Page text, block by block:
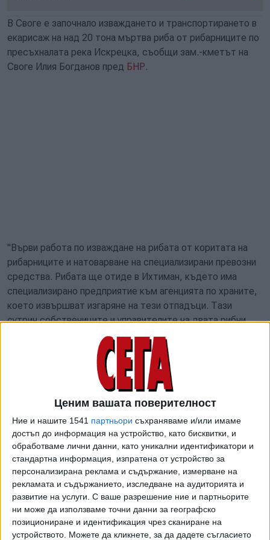
Ценим вашата поверителност
Ние и нашите 1541 партньори съхраняваме и/или имаме
достъп до информация на устройство, като бисквитки, и
обработваме лични данни, като уникални идентификатори и
стандартна информация, изпратена от устройство за
персонализирана реклама и съдържание, измерване на
рекламата и съдържанието, изследване на аудиторията и
развитие на услуги. С ваше разрешение ние и партньорите
ни може да използваме точни данни за географско
позициониране и идентификация чрез сканиране на
устройството. Можете да кликнете, за да дадете съгласието
В Своге е започнало изваждането и транспортирането в
екарисаж на над 20 тона мъртва риба от рибарниците по
пресъхналата река Искрецка, съобщи зам.-кметът на
Своге Илия Богданов пред БНР.
"Върви работа по изваждане на рибата от коритата на
рибарниците и натоварване на специализирани превозни
средства. Рибата ще отиде в Ихтиман, където има
специализирано предприятие към агенцията по храните,
което извършват изгаряне на тези отпадъци. Тази
сутрин собствениците и управителите на двата рибни
обекта писмено декларираха, че не могат да изпълнят
предписанието, което във вчерашния ден БАБХ им връчи
за изчистване и евакуиране на рибата в 72-часов срок. И
БАБХ възлага по неотложност на община Своге да
извърши тези дейности," обясни Богданов. Работата ще
продължи и през нощта.
Междувременно водата на Своге и околните села бе
възстановена, но все още е годна само за битови нужди.
На 22 и 23 август ще бъдат взети две последователни
проби от РЗИ и при достигане на необходимите
показатели за питейни нужди, ВиК ЕООД-София ще
уведоми населението, съобщават от дружеството.
Дотогава оттам призовават всички жители на гр. Своге,
с. Искрец, с. Свидня и с. Церово да използват водата